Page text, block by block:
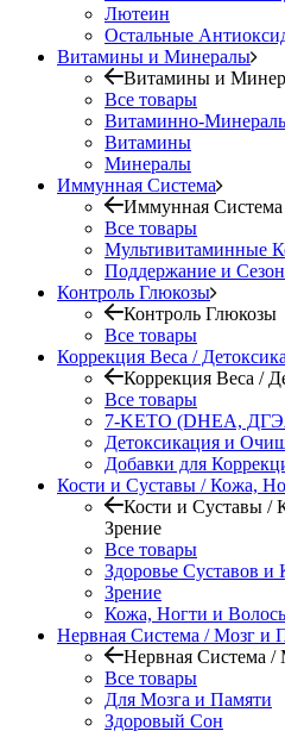
Лютеин
Остальные
Витамины и Минералы
Витамины и
Все товары
Витаминно-
Витамины
Минералы
Иммунная Система
Иммунная Система
Все товары
Мультивитаминные
Поддержание и
Контроль Глюкозы
Контроль Глюкозы
Все товары
Коррекция Веса /
Коррекция Веса /
Все товары
7-KETO (DHEA,
Детоксикация и
Добавки для
Кости и Суставы / Кожа,
Кости и Суставы /
Зрение
Все товары
Здоровье Суставов и
Зрение
Кожа, Ногти и
Нервная Система / Мозг и
Нервная Система /
Все товары
Для Мозга и Памяти
Здоровый Сон